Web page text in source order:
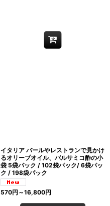
イタリア バールやレストランで見かけ
るオリーブオイル、バルサミコ酢の小
袋 5袋パック / 102袋パック/ 6袋パッ
ク / 198袋パック
570円 ～16,800円